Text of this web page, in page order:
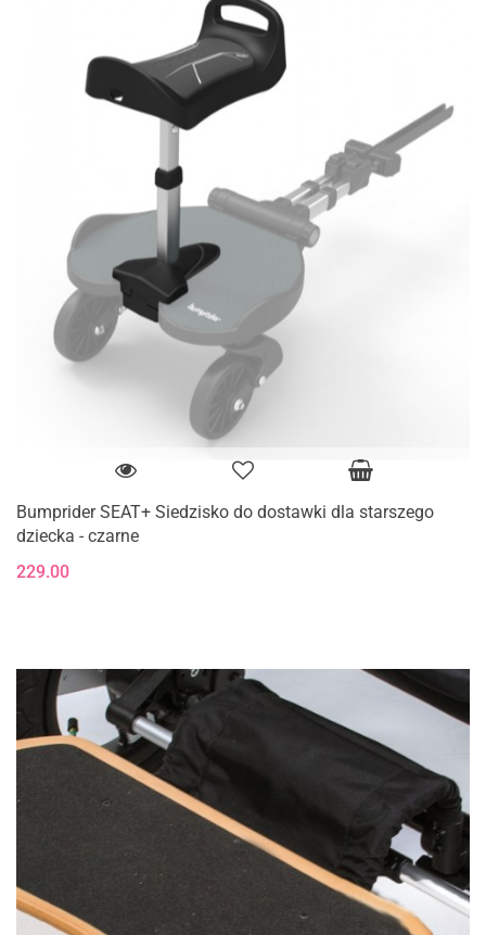
Bumprider SEAT+ Siedzisko do dostawki dla starszego
dziecka - czarne
229.00